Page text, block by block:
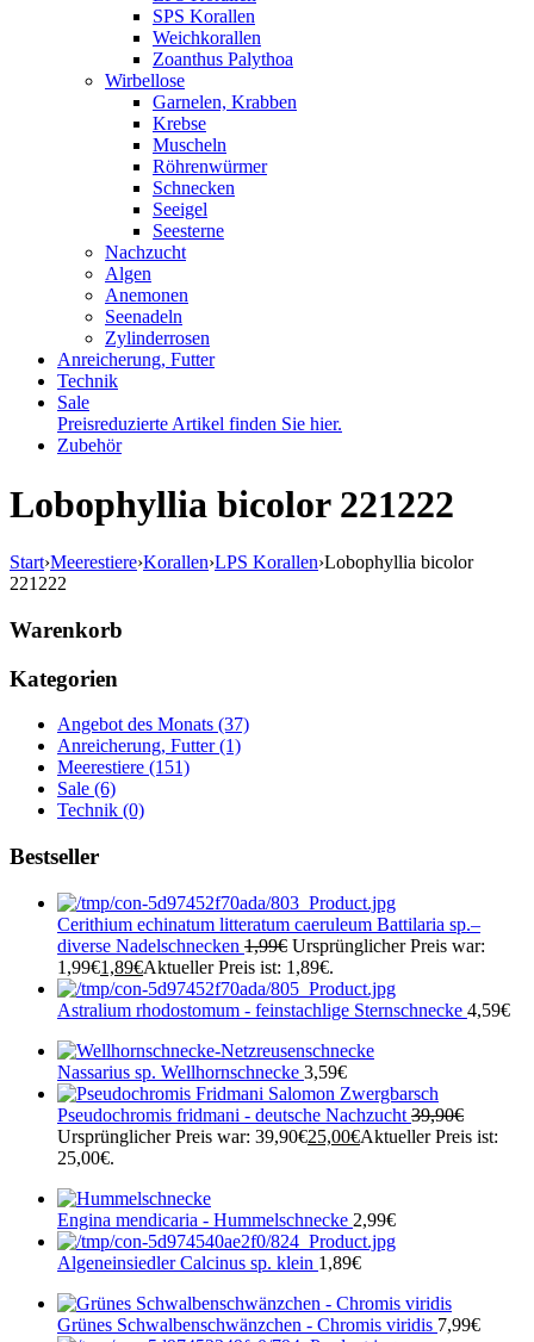
SPS Korallen
Weichkorallen
Zoanthus Palythoa
Wirbellose
Garnelen, Krabben
Krebse
Muscheln
Röhrenwürmer
Schnecken
Seeigel
Seesterne
Nachzucht
Algen
Anemonen
Seenadeln
Zylinderrosen
Anreicherung, Futter
Technik
Sale
Preisreduzierte Artikel finden Sie hier.
Zubehör
Lobophyllia bicolor 221222
Start›Meerestiere›Korallen›LPS Korallen›Lobophyllia bicolor
221222
Warenkorb
Kategorien
Angebot des Monats (37)
Anreicherung, Futter (1)
Meerestiere (151)
Sale (6)
Technik (0)
Bestseller
Cerithium echinatum litteratum caeruleum Battilaria sp.–
diverse Nadelschnecken 1,99€ Ursprünglicher Preis war:
1,99€1,89€Aktueller Preis ist: 1,89€.
Astralium rhodostomum - feinstachlige Sternschnecke 4,59€
Nassarius sp. Wellhornschnecke 3,59€
Pseudochromis fridmani - deutsche Nachzucht 39,90€
Ursprünglicher Preis war: 39,90€25,00€Aktueller Preis ist:
25,00€.
Engina mendicaria - Hummelschnecke 2,99€
Algeneinsiedler Calcinus sp. klein 1,89€
Grünes Schwalbenschwänzchen - Chromis viridis 7,99€